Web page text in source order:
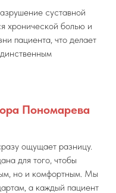
суставной
хронической болью и
пациента, что делает
Пономарева
ощущает разницу.
для того, чтобы
но и комфортным. Мы
а каждый пациент